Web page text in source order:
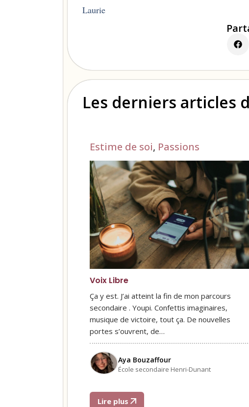
Laurie
Les derniers articles
Estime de soi, Passions
Voix Libre
Ça y est. J’ai atteint la fin de mon parcours
secondaire . Youpi. Confettis imaginaires,
musique de victoire, tout ça. De nouvelles
portes s’ouvrent, de…
Aya Bouzaffour
École secondaire Henri-Dunant
Lire plus